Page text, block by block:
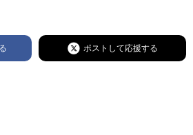
ポストして応援する